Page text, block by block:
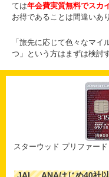
ては年会費実質無料でスカ
お得であることは間違いあ
「旅先に応じて色々なマイ
つ」という方はまずは検討
スターウッド プリファー